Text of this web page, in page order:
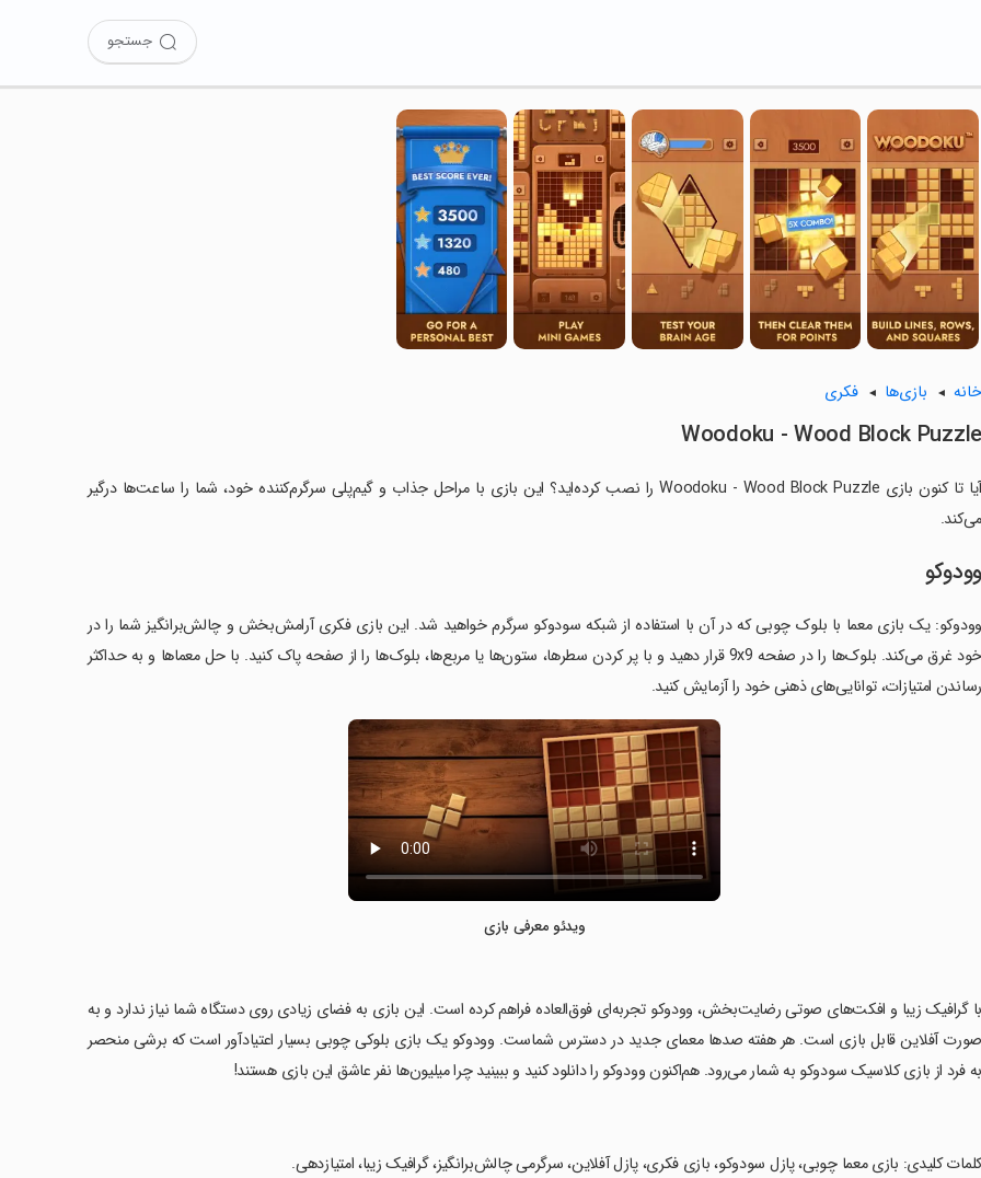
جستجو
خانه بازی‌ها فکری
Woodoku - Wood Block Puzzle
آیا تا کنون بازی Woodoku - Wood Block Puzzle را نصب کرده‌اید؟ این بازی با مراحل جذاب و گیم‌پلی سرگرم‌کننده خود، شما را ساعت‌ها درگیر
می‌کند.
وودوکو
وودوکو: یک بازی معما با بلوک چوبی که در آن با استفاده از شبکه سودوکو سرگرم خواهید شد. این بازی فکری آرامش‌بخش و چالش‌برانگیز شما را در
خود غرق می‌کند. بلوک‌ها را در صفحه 9x9 قرار دهید و با پر کردن سطرها، ستون‌ها یا مربع‌ها، بلوک‌ها را از صفحه پاک کنید. با حل معماها و به حداکثر
رساندن امتیازات، توانایی‌های ذهنی خود را آزمایش کنید.
ویدئو معرفی بازی
‏با گرافیک زیبا و افکت‌های صوتی رضایت‌بخش، وودوکو تجربه‌ای فوق‌العاده فراهم کرده است. این بازی به فضای زیادی روی دستگاه شما نیاز ندارد و به
صورت آفلاین قابل بازی است. هر هفته صدها معمای جدید در دسترس شماست. وودوکو یک بازی بلوکی چوبی بسیار اعتیادآور است که برشی منحصر
به فرد از بازی کلاسیک سودوکو به شمار می‌رود. هم‌اکنون وودوکو را دانلود کنید و ببینید چرا میلیون‌ها نفر عاشق این بازی هستند!
‏کلمات کلیدی: بازی معما چوبی، پازل سودوکو، بازی فکری، پازل آفلاین، سرگرمی چالش‌برانگیز، گرافیک زیبا، امتیازدهی.